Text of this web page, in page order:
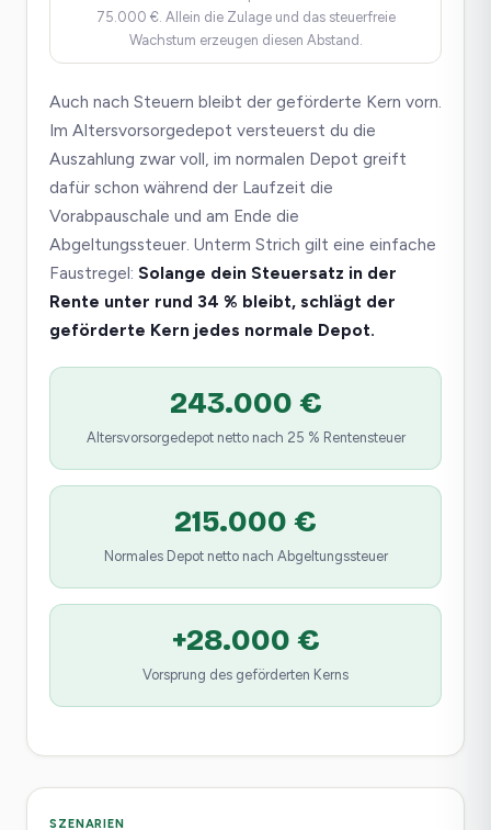
75.000 €. Allein die Zulage und das steuerfreie
Wachstum erzeugen diesen Abstand.
Auch nach Steuern bleibt der geförderte Kern vorn.
Im Altersvorsorgedepot versteuerst du die
Auszahlung zwar voll, im normalen Depot greift
dafür schon während der Laufzeit die
Vorabpauschale und am Ende die
Abgeltungssteuer. Unterm Strich gilt eine einfache
Faustregel: Solange dein Steuersatz in der
Rente unter rund 34 % bleibt, schlägt der
geförderte Kern jedes normale Depot.
243.000 €
Altersvorsorgedepot netto nach 25 % Rentensteuer
215.000 €
Normales Depot netto nach Abgeltungssteuer
+28.000 €
Vorsprung des geförderten Kerns
SZENARIEN